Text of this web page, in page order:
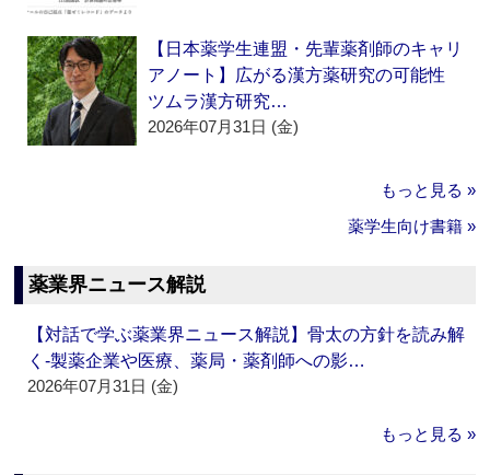
【日本薬学生連盟・先輩薬剤師のキャリ
アノート】広がる漢方薬研究の可能性
ツムラ漢方研究…
2026年07月31日 (金)
もっと見る »
薬学生向け書籍 »
薬業界ニュース解説
【対話で学ぶ薬業界ニュース解説】骨太の方針を読み解
く‐製薬企業や医療、薬局・薬剤師への影…
2026年07月31日 (金)
もっと見る »